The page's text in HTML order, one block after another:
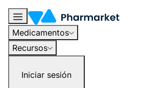
Medicamentos
Recursos
Iniciar sesión